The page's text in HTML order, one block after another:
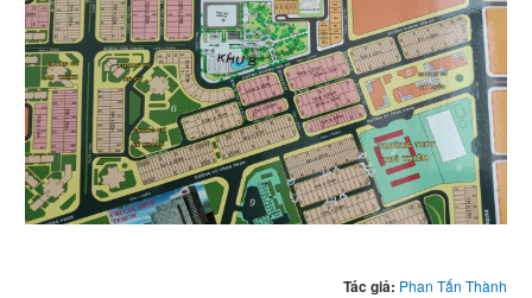
Tác giả: Phan Tấn Thành